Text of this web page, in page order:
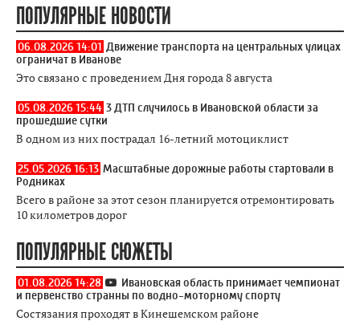
ПОПУЛЯРНЫЕ НОВОСТИ
06.08.2026 14:01 Движение транспорта на центральных улицах
ограничат в Иванове
Это связано с проведением Дня города 8 августа
05.08.2026 15:44 3 ДТП случилось в Ивановской области за
прошедшие сутки
В одном из них пострадал 16-летний мотоциклист
25.05.2026 16:13 Масштабные дорожные работы стартовали в
Родниках
Всего в районе за этот сезон планируется отремонтировать
10 километров дорог
ПОПУЛЯРНЫЕ СЮЖЕТЫ
01.08.2026 14:28
Ивановская область принимает чемпионат
и первенство странны по водно-моторному спорту
Состязания проходят в Кинешемском районе